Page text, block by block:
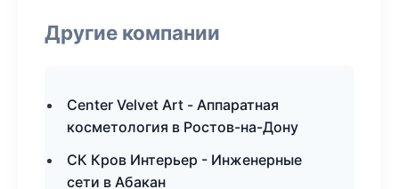
Другие компании
Center Velvet Art - Аппаратная
косметология в Ростов-на-Дону
СК Кров Интерьер - Инженерные
сети в Абакан